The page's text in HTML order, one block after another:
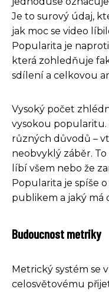
Je to surový údaj,
jak moc se video
Popularita je
která zohledňuje
sdílení a celkovou
Vysoký počet
vysokou popularitu.
různých důvodů –
neobvyklý záběr. To
líbí všem nebo že
Popularita je spíše
publikem a jaký má
Budoucnost metriky
Metrický systém se
celosvětovému